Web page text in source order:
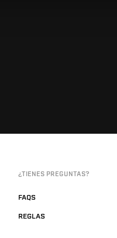
¿TIENES PREGUNTAS?
FAQS
REGLAS